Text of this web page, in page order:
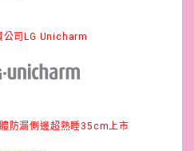
公司LG Unicharm
防漏側邊超熟睡35cm上市